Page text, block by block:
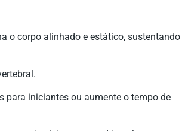
o corpo alinhado e estático, sustentando
para iniciantes ou aumente o tempo de